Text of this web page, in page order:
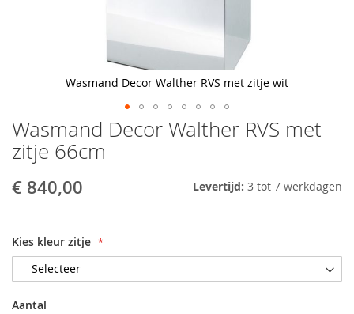
Wasmand Decor Walther RVS met
zitje 66cm
€ 840,00 Levertijd: 3 tot 7 werkdagen
Kies kleur zitje
Aantal
Wasmand Decor Walther RVS met zitje wit
Skip
to
the
of
gallery